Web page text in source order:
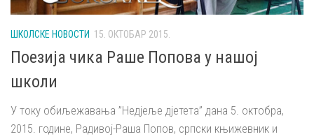
ШКОЛСКЕ НОВОСТИ 15. ОКТОБАР 2015.
Поезија чика Раше Попова у нашој
школи
У току обиљежавања ”Недјеље дјетета” дана 5. октобра,
2015. године, Радивој-Раша Попов, српски књижевник и